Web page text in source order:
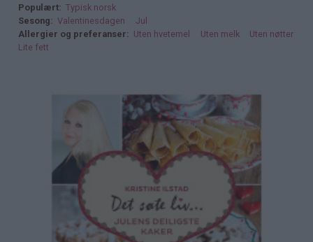
Populært
Typisk norsk
Sesong
Valentinesdagen
Jul
Allergier og preferanser
Uten hvetemel Uten melk
Uten nøtter
Lite fett